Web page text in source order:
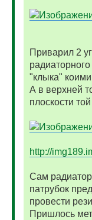
Приварил 2
"клыка"
А в верхней
плоскости
http://
Сам
патрубок
провести
Пришлось